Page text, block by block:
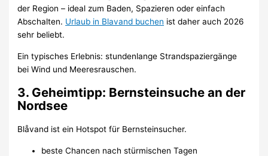
der Region – ideal zum Baden, Spazieren oder einfach
Abschalten. Urlaub in Blavand buchen ist daher auch 2026
sehr beliebt.
Ein typisches Erlebnis: stundenlange Strandspaziergänge
bei Wind und Meeresrauschen.
3. Geheimtipp: Bernsteinsuche an der
Nordsee
Blåvand ist ein Hotspot für Bernsteinsucher.
beste Chancen nach stürmischen Tagen